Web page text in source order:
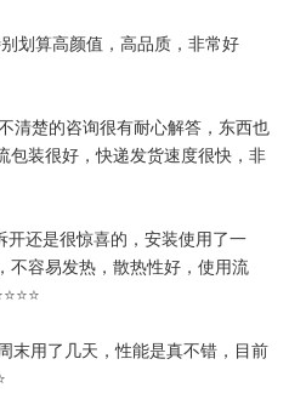
划算高颜值，高品质，非常好
清楚的咨询很有耐心解答，东西也
包装很好，快递发货速度很快，非
开还是很惊喜的，安装使用了一
不容易发热，散热性好，使用流
末用了几天，性能是真不错，目前